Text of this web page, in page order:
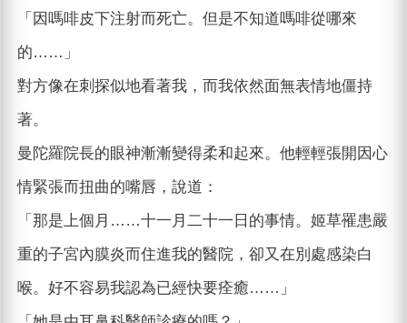
「因嗎啡皮下注射而死亡。但是不知道嗎啡從哪來
的……」
對方像在刺探似地看著我，而我依然面無表情地僵持
著。
曼陀羅院長的眼神漸漸變得柔和起來。他輕輕張開因心
情緊張而扭曲的嘴唇，說道：
「那是上個月……十一月二十一日的事情。姬草罹患嚴
重的子宮內膜炎而住進我的醫院，卻又在別處感染白
喉。好不容易我認為已經快要痊癒……」